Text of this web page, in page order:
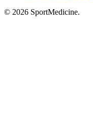
© 2026 SportMedicine.